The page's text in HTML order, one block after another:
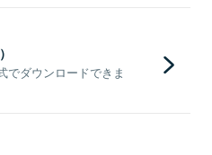
でダウンロードできま